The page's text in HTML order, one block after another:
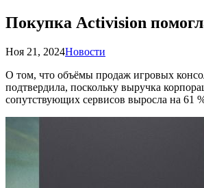
Покупка Activision
Ноя 21, 2024Новости
О том, что объёмы продаж игровых
подтвердила, поскольку выручка
сопутствующих сервисов выросла на 61